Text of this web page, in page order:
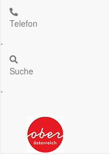
Telefon
.
Suche
.